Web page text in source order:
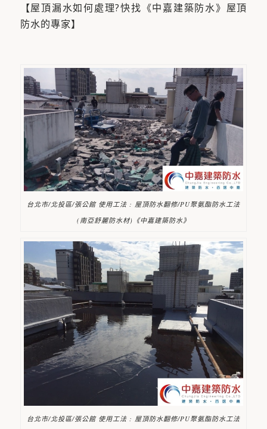
【屋頂漏水如何處理?快找《中嘉建築防水》屋頂
防水的專家】
台北市/北投區/張公館 使用工法 : 屋頂防水翻修/PU聚氨酯防水工法
(南亞舒麗防水材)《中嘉建築防水》
台北市/北投區/張公館 使用工法 : 屋頂防水翻修/PU聚氨酯防水工法